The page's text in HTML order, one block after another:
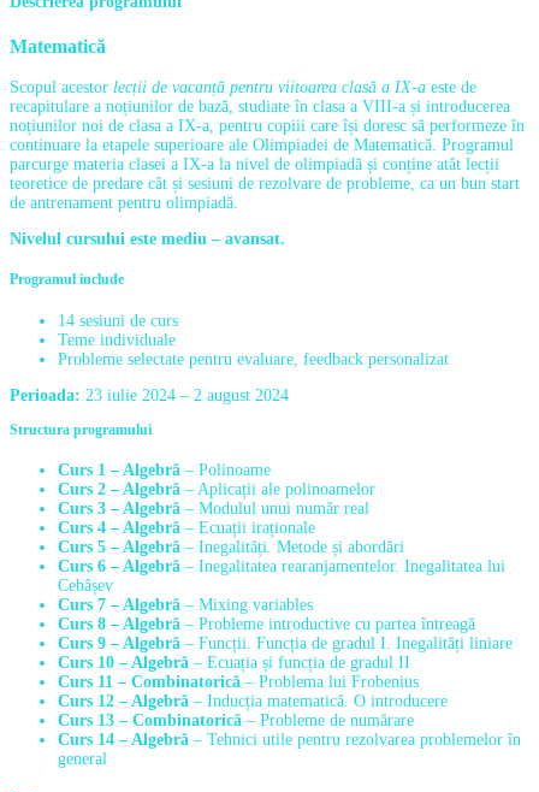
Matematică
Scopul acestor lecții de vacanță pentru viitoarea clasă a IX-a este de
recapitulare a noțiunilor de bază, studiate în clasa a VIII-a și introducerea
noțiunilor noi de clasa a IX-a, pentru copiii care își doresc să performeze în
continuare la etapele superioare ale Olimpiadei de Matematică. Programul
parcurge materia clasei a IX-a la nivel de olimpiadă și conține atât lecții
teoretice de predare cât și sesiuni de rezolvare de probleme, ca un bun start
de antrenament pentru olimpiadă.
Nivelul cursului este mediu – avansat.
Programul include
14 sesiuni de curs
Teme individuale
Probleme selectate pentru evaluare, feedback personalizat
Perioada: 23 iulie 2024 – 2 august 2024
Structura programului
Curs 1 – Algebră – Polinoame
Curs 2 – Algebră – Aplicații ale polinoamelor
Curs 3 – Algebră – Modulul unui număr real
Curs 4 – Algebră – Ecuații iraționale
Curs 5 – Algebră – Inegalități. Metode și abordări
Curs 6 – Algebră – Inegalitatea rearanjamentelor. Inegalitatea lui
Cebâșev
Curs 7 – Algebră – Mixing variables
Curs 8 – Algebră – Probleme introductive cu partea întreagă
Curs 9 – Algebră – Funcții. Funcția de gradul I. Inegalități liniare
Curs 10 – Algebră – Ecuația și funcția de gradul II
Curs 11 – Combinatorică – Problema lui Frobenius
Curs 12 – Algebră – Inducția matematică. O introducere
Curs 13 – Combinatorică – Probleme de numărare
Curs 14 – Algebră – Tehnici utile pentru rezolvarea problemelor în
general